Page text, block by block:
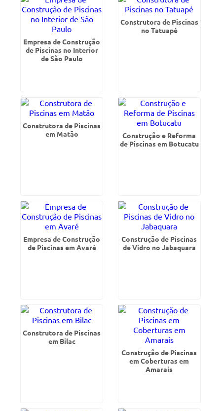
Empresa de Construção
de Piscinas no Interior
de São Paulo
Construtora de Piscinas
no Tatuapé
Construtora de Piscinas
em Matão
Construção e Reforma
de Piscinas em Botucatu
Empresa de Construção
de Piscinas em Avaré
Construção de Piscinas
de Vidro no Jabaquara
Construtora de Piscinas
em Bilac
Construção de Piscinas
em Coberturas em
Amarais